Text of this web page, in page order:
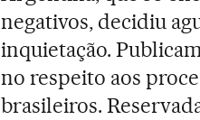
negativos, decidiu
inquietação.
no respeito aos
brasileiros.